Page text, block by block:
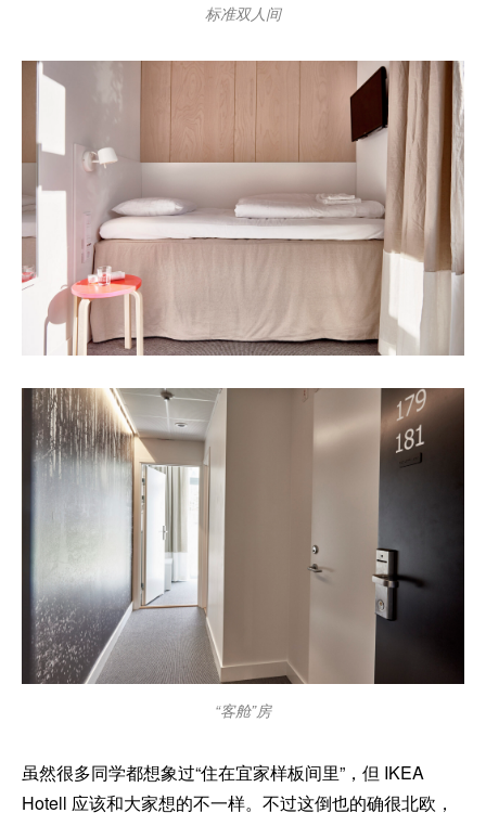
标准双人间
“客舱”房
虽然很多同学都想象过“住在宜家样板间里”，但 IKEA
Hotell 应该和大家想的不一样。不过这倒也的确很北欧，